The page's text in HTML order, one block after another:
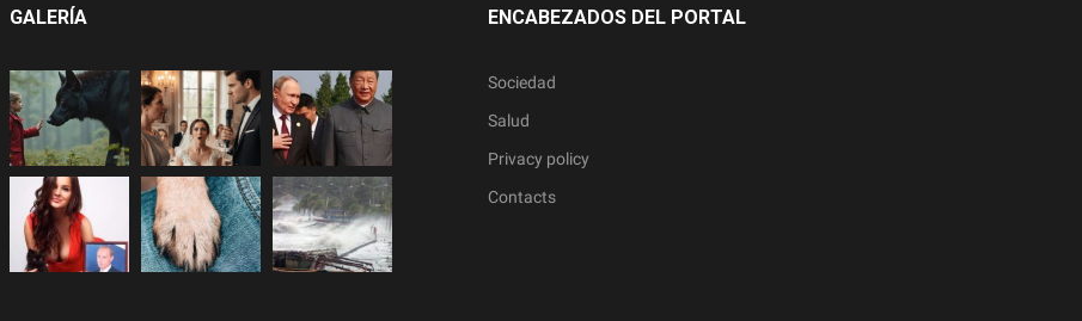
GALERÍA ENCABEZADOS DEL PORTAL
Sociedad
Salud
Privacy policy
Contacts